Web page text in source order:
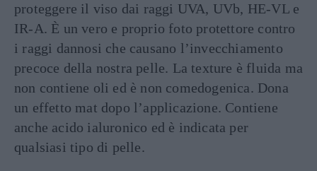
proteggere il viso dai raggi UVA, UVb, HE-VL e
IR-A. È un vero e proprio foto protettore contro
i raggi dannosi che causano l’invecchiamento
precoce della nostra pelle. La texture è fluida ma
non contiene oli ed è non comedogenica. Dona
un effetto mat dopo l’applicazione. Contiene
anche acido ialuronico ed è indicata per
qualsiasi tipo di pelle.